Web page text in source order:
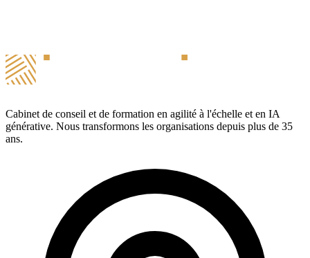
Cabinet de conseil et de formation en agilité à l'échelle et en IA
générative. Nous transformons les organisations depuis plus de 35
ans.